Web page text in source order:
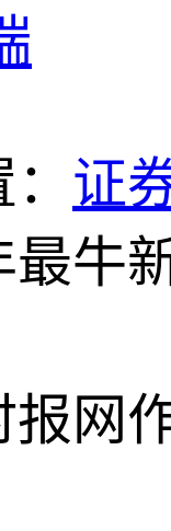
证
最牛
网